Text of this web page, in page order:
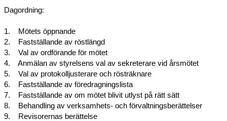
LEKTIONSPLANERING RIDSKOLA
Dagordning:
1.    Mötets öppnande
2.    Fastställande av röstlängd
3.    Val av ordförande för mötet
4.    Anmälan av styrelsens val av sekreterare vid årsmötet
5.    Val av protokolljusterare och rösträknare
6.    Fastställande av föredragningslista
7.    Fastställande av om mötet blivit utlyst på rätt sätt
8.    Behandling av verksamhets- och förvaltningsberättelser
9.    Revisorernas berättelse